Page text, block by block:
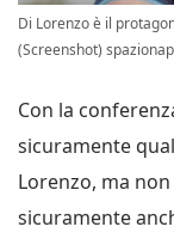
Di Lorenzo è il
(Screenshot)
Con la
sicuramente
Lorenzo, ma
sicuramente